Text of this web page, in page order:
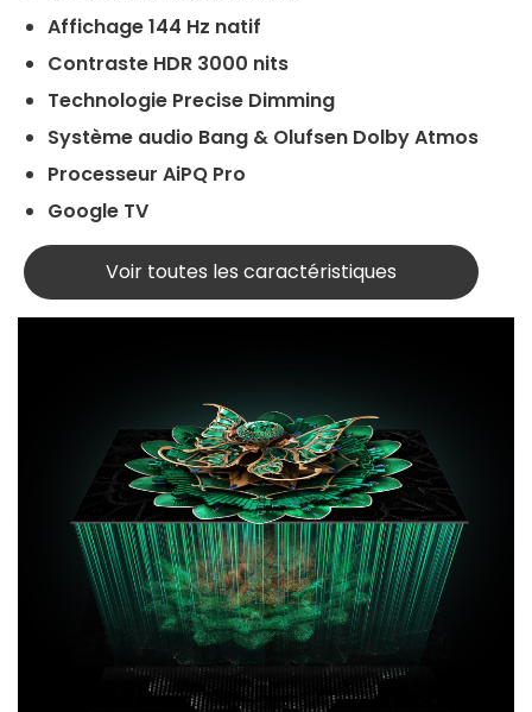
Affichage 144 Hz natif
Contraste HDR 3000 nits
Technologie Precise Dimming
Système audio Bang & Olufsen Dolby Atmos
Processeur AiPQ Pro
Google TV
Voir toutes les caractéristiques